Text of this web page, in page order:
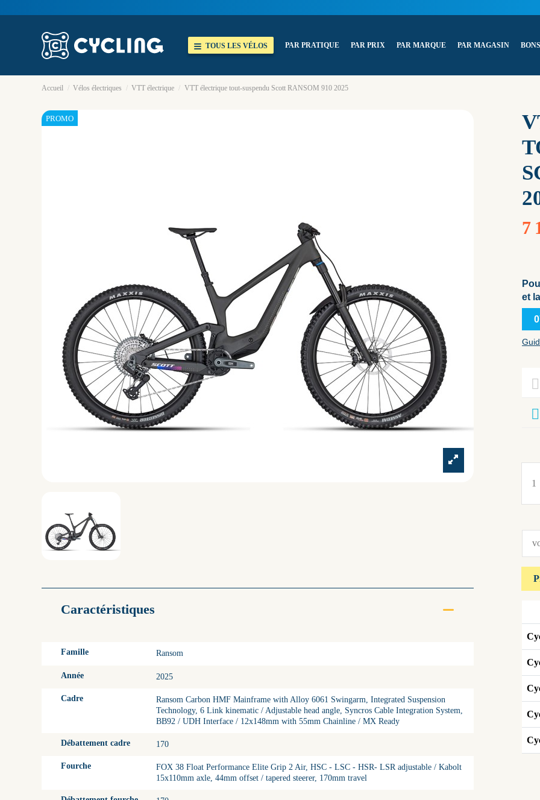
TOUS LES VÉLOS PAR PRATIQUE PAR PRIX PAR MARQUE PAR MAGASIN
Accueil Vélos électriques VTT électrique VTT électrique tout-suspendu Scott RANSOM 910 2025
Caractéristiques
Famille Ransom
Année 2025
Cadre
Ransom Carbon HMF Mainframe with Alloy 6061 Swingarm, Integrated Suspension
Technology, 6 Link kinematic / Adjustable head angle, Syncros Cable Integration System,
BB92 / UDH Interface / 12x148mm with 55mm Chainline / MX Ready
Débattement cadre 170
Fourche
FOX 38 Float Performance Elite Grip 2 Air, HSC - LSC - HSR- LSR adjustable / Kabolt
15x110mm axle, 44mm offset / tapered steerer, 170mm travel
7
et